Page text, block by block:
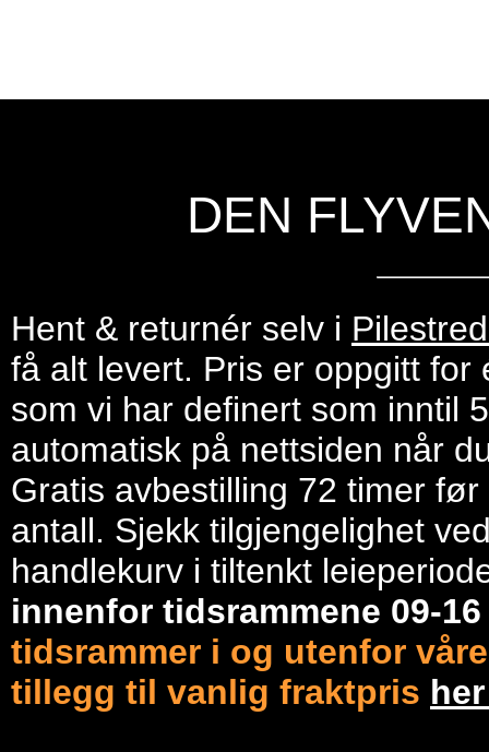
DEN
Hent & returnér selv i
få alt levert. Pris er oppgitt
som vi har definert som inntil
automatisk på nettsiden når
Gratis avbestilling 72 timer
antall. Sjekk tilgjengelighet
handlekurv i tiltenkt
innenfor tidsrammene 09-
tidsrammer i og utenfor
tillegg til vanlig fraktpris